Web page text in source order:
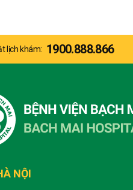
lịch khám: 1900.888.866
NỘI